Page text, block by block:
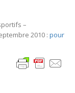
–
2010 : pour